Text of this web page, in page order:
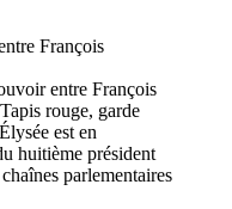
entre François
rouge, garde
est en
huitième président
parlementaires